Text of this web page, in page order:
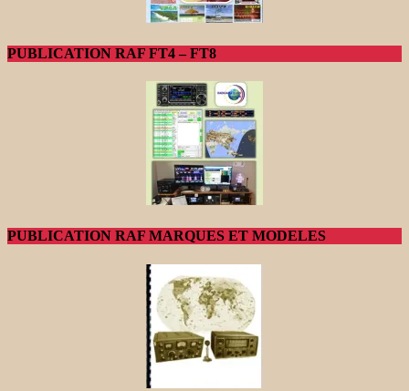
PUBLICATION RAF FT4 – FT8
PUBLICATION RAF MARQUES ET MODELES